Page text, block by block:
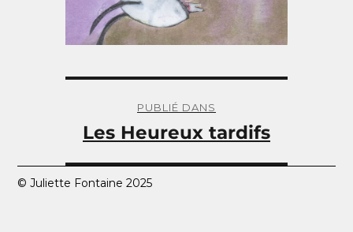
PUBLIÉ DANS
Les Heureux tardifs
© Juliette Fontaine 2025